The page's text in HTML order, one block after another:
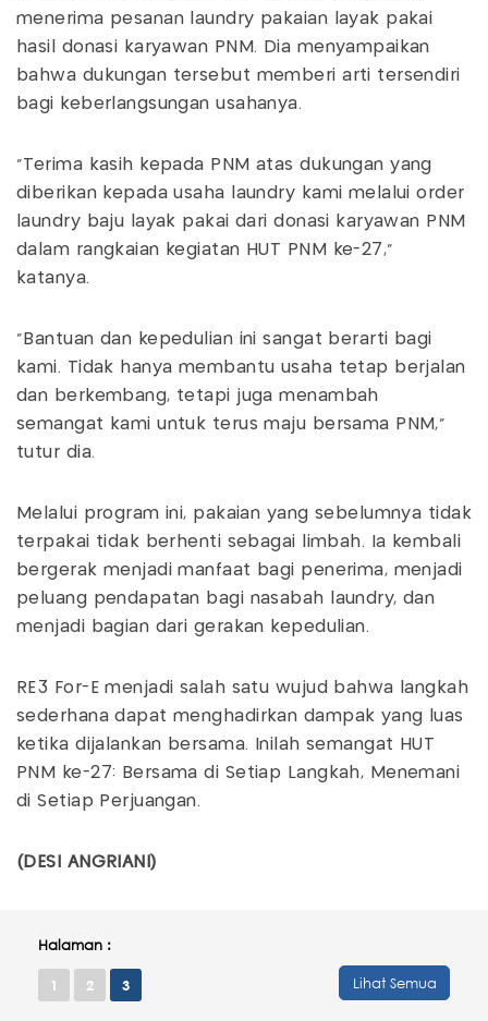
menerima pesanan laundry pakaian layak pakai
hasil donasi karyawan PNM. Dia menyampaikan
bahwa dukungan tersebut memberi arti tersendiri
bagi keberlangsungan usahanya.
“Terima kasih kepada PNM atas dukungan yang
diberikan kepada usaha laundry kami melalui order
laundry baju layak pakai dari donasi karyawan PNM
dalam rangkaian kegiatan HUT PNM ke-27,”
katanya.
“Bantuan dan kepedulian ini sangat berarti bagi
kami. Tidak hanya membantu usaha tetap berjalan
dan berkembang, tetapi juga menambah
semangat kami untuk terus maju bersama PNM,”
tutur dia.
Melalui program ini, pakaian yang sebelumnya tidak
terpakai tidak berhenti sebagai limbah. Ia kembali
bergerak menjadi manfaat bagi penerima, menjadi
peluang pendapatan bagi nasabah laundry, dan
menjadi bagian dari gerakan kepedulian.
RE3 For-E menjadi salah satu wujud bahwa langkah
sederhana dapat menghadirkan dampak yang luas
ketika dijalankan bersama. Inilah semangat HUT
PNM ke-27: Bersama di Setiap Langkah, Menemani
di Setiap Perjuangan.
(DESI ANGRIANI)
Halaman :
1 2 3 Lihat Semua